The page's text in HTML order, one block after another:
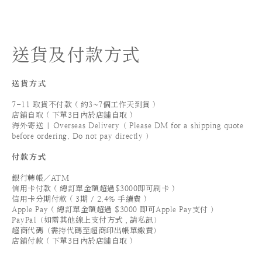
送貨及付款方式
送貨方式
7-11 取貨不付款 ( 約3~7個工作天到貨 )
店鋪自取 ( 下單3日內於店鋪自取 )
海外寄送 | Overseas Delivery（ Please DM for a shipping quote
before ordering. Do not pay directly ）
付款方式
銀行轉帳／ATM
信用卡付款 ( 總訂單金額超過$3000即可刷卡 )
信用卡分期付款 ( 3期 / 2.4% 手續費 )
Apple Pay ( 總訂單金額超過 $3000 即可Apple Pay支付 ）
PayPal（如需其他線上支付方式，請私訊）
超商代碼（需持代碼至超商印出帳單繳費）
店鋪付款 ( 下單3日內於店鋪自取 )